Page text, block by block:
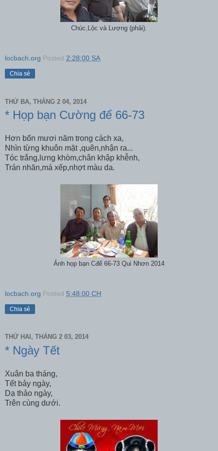
Chúc,Lộc và Lượng (phải).
locbach.org Posted 2:28:00 SA
Chia sẻ
THỨ BA, THÁNG 2 04, 2014
* Họp bạn Cường để 66-73
Hơn bốn mươi năm trong cách xa,
Nhìn từng khuôn mặt ,quên,nhận ra...
Tóc trắng,lưng khòm,chân khập khễnh,
Trán nhăn,má xếp,nhợt màu da.
Ảnh họp bạn Cđể 66-73 Qui Nhơn 2014
locbach.org Posted 5:48:00 CH
Chia sẻ
THỨ HAI, THÁNG 2 03, 2014
* Ngày Tết
Xuân ba tháng,
Tết bảy ngày,
Dạ thảo ngày,
Trên cùng dưới.